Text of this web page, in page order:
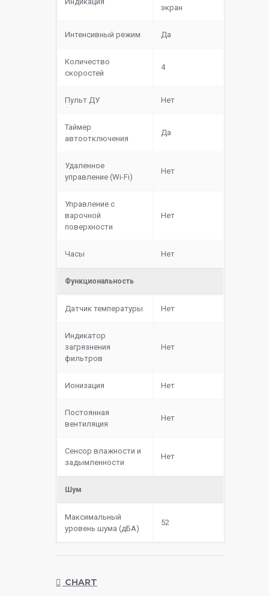
экран
Интенсивный режим Да
Количество
скоростей
4
Пульт ДУ Нет
Таймер
автоотключения
Да
Удаленное
управление (Wi-Fi)
Нет
Управление с
варочной
поверхности
Нет
Часы Нет
Функциональность
Датчик температуры Нет
Индикатор
загрязнения
фильтров
Нет
Ионизация Нет
Постоянная
вентиляция
Нет
Сенсор влажности и
задымленности
Нет
Шум
Максимальный
уровень шума (дБА)
52
CHART